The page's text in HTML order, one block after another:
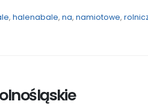
, halenabale, na, namiotowe,